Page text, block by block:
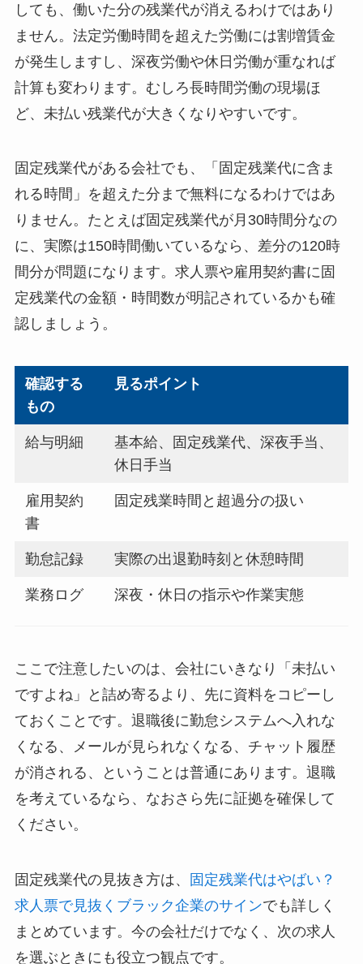
しても、働いた分の残業代が消えるわけではあり
ません。法定労働時間を超えた労働には割増賃金
が発生しますし、深夜労働や休日労働が重なれば
計算も変わります。むしろ長時間労働の現場ほ
ど、未払い残業代が大きくなりやすいです。
固定残業代がある会社でも、「固定残業代に含ま
れる時間」を超えた分まで無料になるわけではあ
りません。たとえば固定残業代が月30時間分なの
に、実際は150時間働いているなら、差分の120時
間分が問題になります。求人票や雇用契約書に固
定残業代の金額・時間数が明記されているかも確
認しましょう。
確認する
もの
見るポイント
給与明細
基本給、固定残業代、深夜手当、
休日手当
雇用契約
書
固定残業時間と超過分の扱い
勤怠記録 実際の出退勤時刻と休憩時間
業務ログ 深夜・休日の指示や作業実態
ここで注意したいのは、会社にいきなり「未払い
ですよね」と詰め寄るより、先に資料をコピーし
ておくことです。退職後に勤怠システムへ入れな
くなる、メールが見られなくなる、チャット履歴
が消される、ということは普通にあります。退職
を考えているなら、なおさら先に証拠を確保して
ください。
固定残業代の見抜き方は、
固定残業代はやばい？
求人票で見抜くブラック企業のサインでも詳しく
まとめています。今の会社だけでなく、次の求人
を選ぶときにも役立つ観点です。